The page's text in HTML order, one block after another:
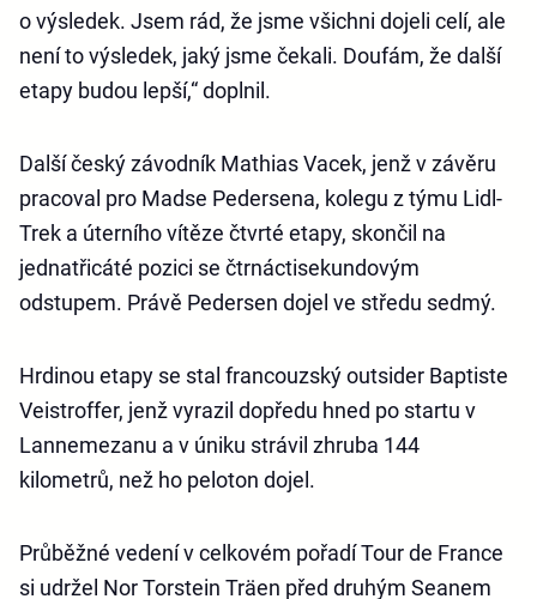
o výsledek. Jsem rád, že jsme všichni dojeli celí, ale
není to výsledek, jaký jsme čekali. Doufám, že další
etapy budou lepší,“ doplnil.
Další český závodník Mathias Vacek, jenž v závěru
pracoval pro Madse Pedersena, kolegu z týmu Lidl-
Trek a úterního vítěze čtvrté etapy, skončil na
jednatřicáté pozici se čtrnáctisekundovým
odstupem. Právě Pedersen dojel ve středu sedmý.
Hrdinou etapy se stal francouzský outsider Baptiste
Veistroffer, jenž vyrazil dopředu hned po startu v
Lannemezanu a v úniku strávil zhruba 144
kilometrů, než ho peloton dojel.
Průběžné vedení v celkovém pořadí Tour de France
si udržel Nor Torstein Träen před druhým Seanem